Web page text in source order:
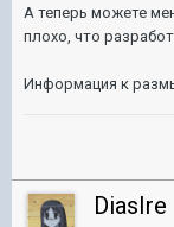
А теперь можете
плохо, что
Информация к
DiasIre